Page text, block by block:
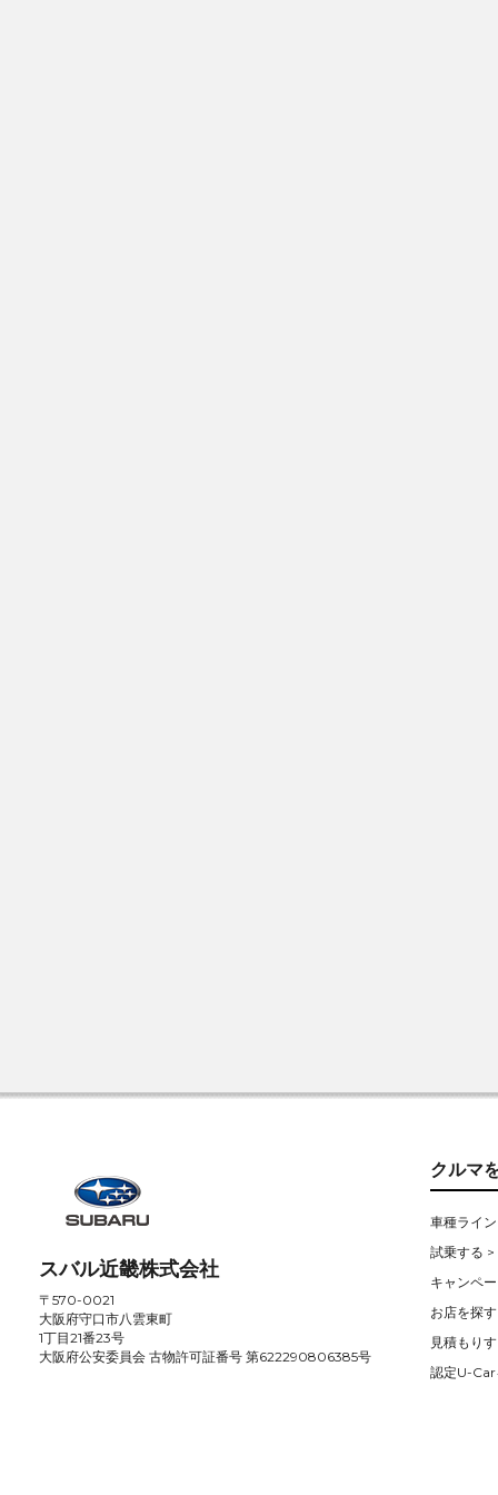
スバル近畿株式会社
〒570-0021
大阪府守口市八雲東町
1丁目21番23号
大阪府公安委員会 古物許可証番号 第622290806385号
クルマ
車種ライ
試乗する >
キャンペ
お店を探
見積もり
認定U-Car